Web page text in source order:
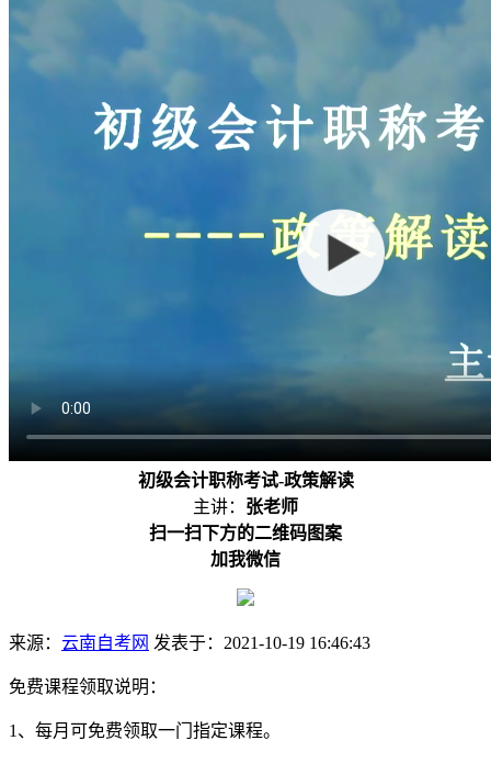
初级会计职称考试-政策解读
主讲： 张老师
扫一扫下方的二维码图案
加我微信
来源： 云南自考网 发表于：2021-10-19 16:46:43
免费课程领取说明：
1、每月可免费领取一门指定课程。